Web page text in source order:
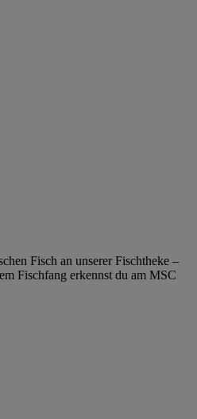
Fisch an unserer Fischtheke –
Fischfang erkennst du am MSC